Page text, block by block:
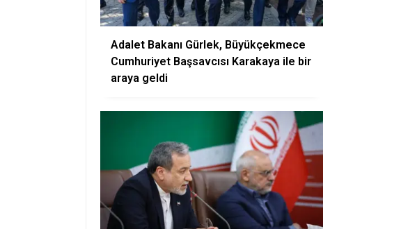
Adalet Bakanı Gürlek, Büyükçekmece
Cumhuriyet Başsavcısı Karakaya ile bir
araya geldi